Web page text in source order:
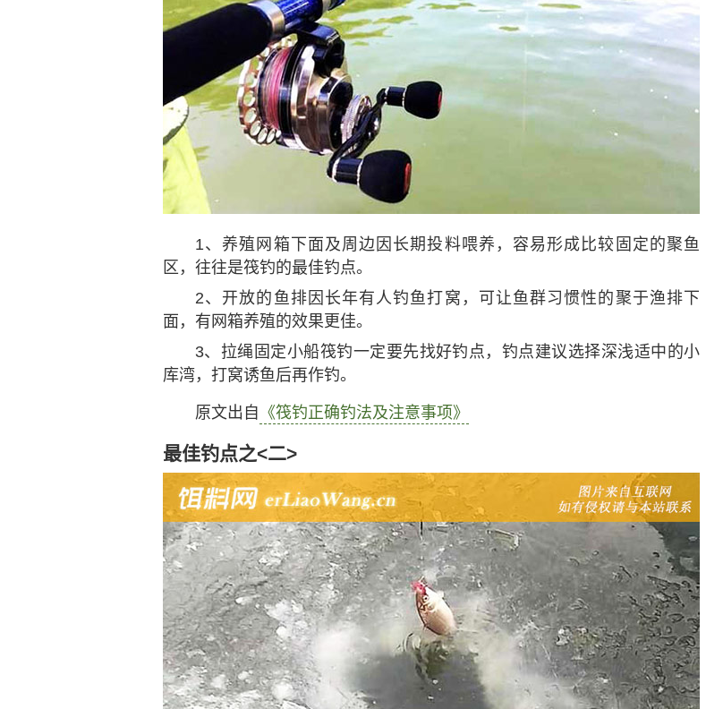
1、养殖网箱下面及周边因长期投料喂养，容易形成比较固定的聚鱼
区，往往是筏钓的最佳钓点。
2、开放的鱼排因长年有人钓鱼打窝，可让鱼群习惯性的聚于渔排下
面，有网箱养殖的效果更佳。
3、拉绳固定小船筏钓一定要先找好钓点，钓点建议选择深浅适中的小
库湾，打窝诱鱼后再作钓。
原文出自 《筏钓正确钓法及注意事项》
最佳钓点之<二>